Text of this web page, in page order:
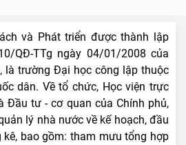
và Phát triển được thành lập
QĐ-TTg ngày 04/01/2008 của
là trường Đại học công lập thuộc
dân. Về tổ chức, Học viện trực
Đầu tư - cơ quan của Chính phủ,
lý nhà nước về kế hoạch, đầu
bao gồm: tham mưu tổng hợp